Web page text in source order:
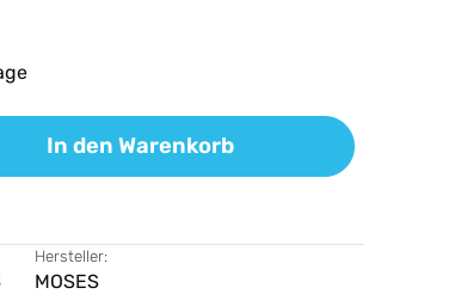
gewünschten Wert ein oder
In den Warenkorb
Hersteller:
MOSES